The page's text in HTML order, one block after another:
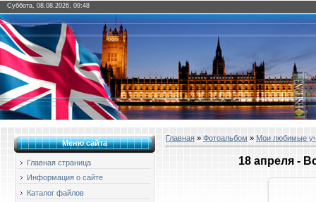
Суббота, 08.08.2026, 09:48
Меню сайта
Главная страница
Информация о сайте
Каталог файлов
Главная » Фотоальбом » Мои любимые
18 апреля -